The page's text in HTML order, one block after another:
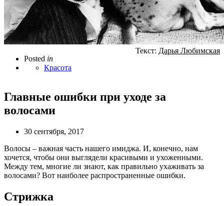
Posted in
Красота
Текст: Дарья Любимская
Главные ошибки при уходе за
волосами
30 сентября, 2017
Волосы – важная часть нашего имиджа. И, конечно, нам
хочется, чтобы они выглядели красивыми и ухоженными.
Между тем, многие ли знают, как правильно ухаживать за
волосами? Вот наиболее распространенные ошибки.
Стрижка